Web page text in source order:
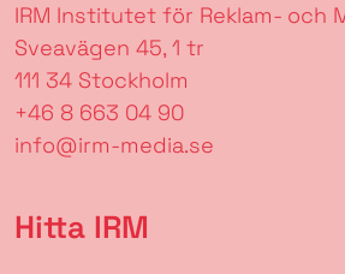
IRM Institutet för Reklam- och
Sveavägen 45, 1 tr
111 34 Stockholm
+46 8 663 04 90
info@irm-media.se
Hitta IRM